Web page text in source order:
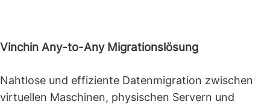
Vinchin Any-to-Any Migrationslösung
Nahtlose und effiziente Datenmigration zwischen
virtuellen Maschinen, physischen Servern und